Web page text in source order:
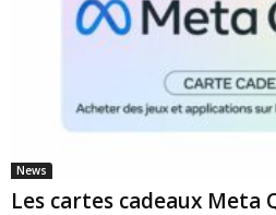
News
Les cartes cadeaux Meta